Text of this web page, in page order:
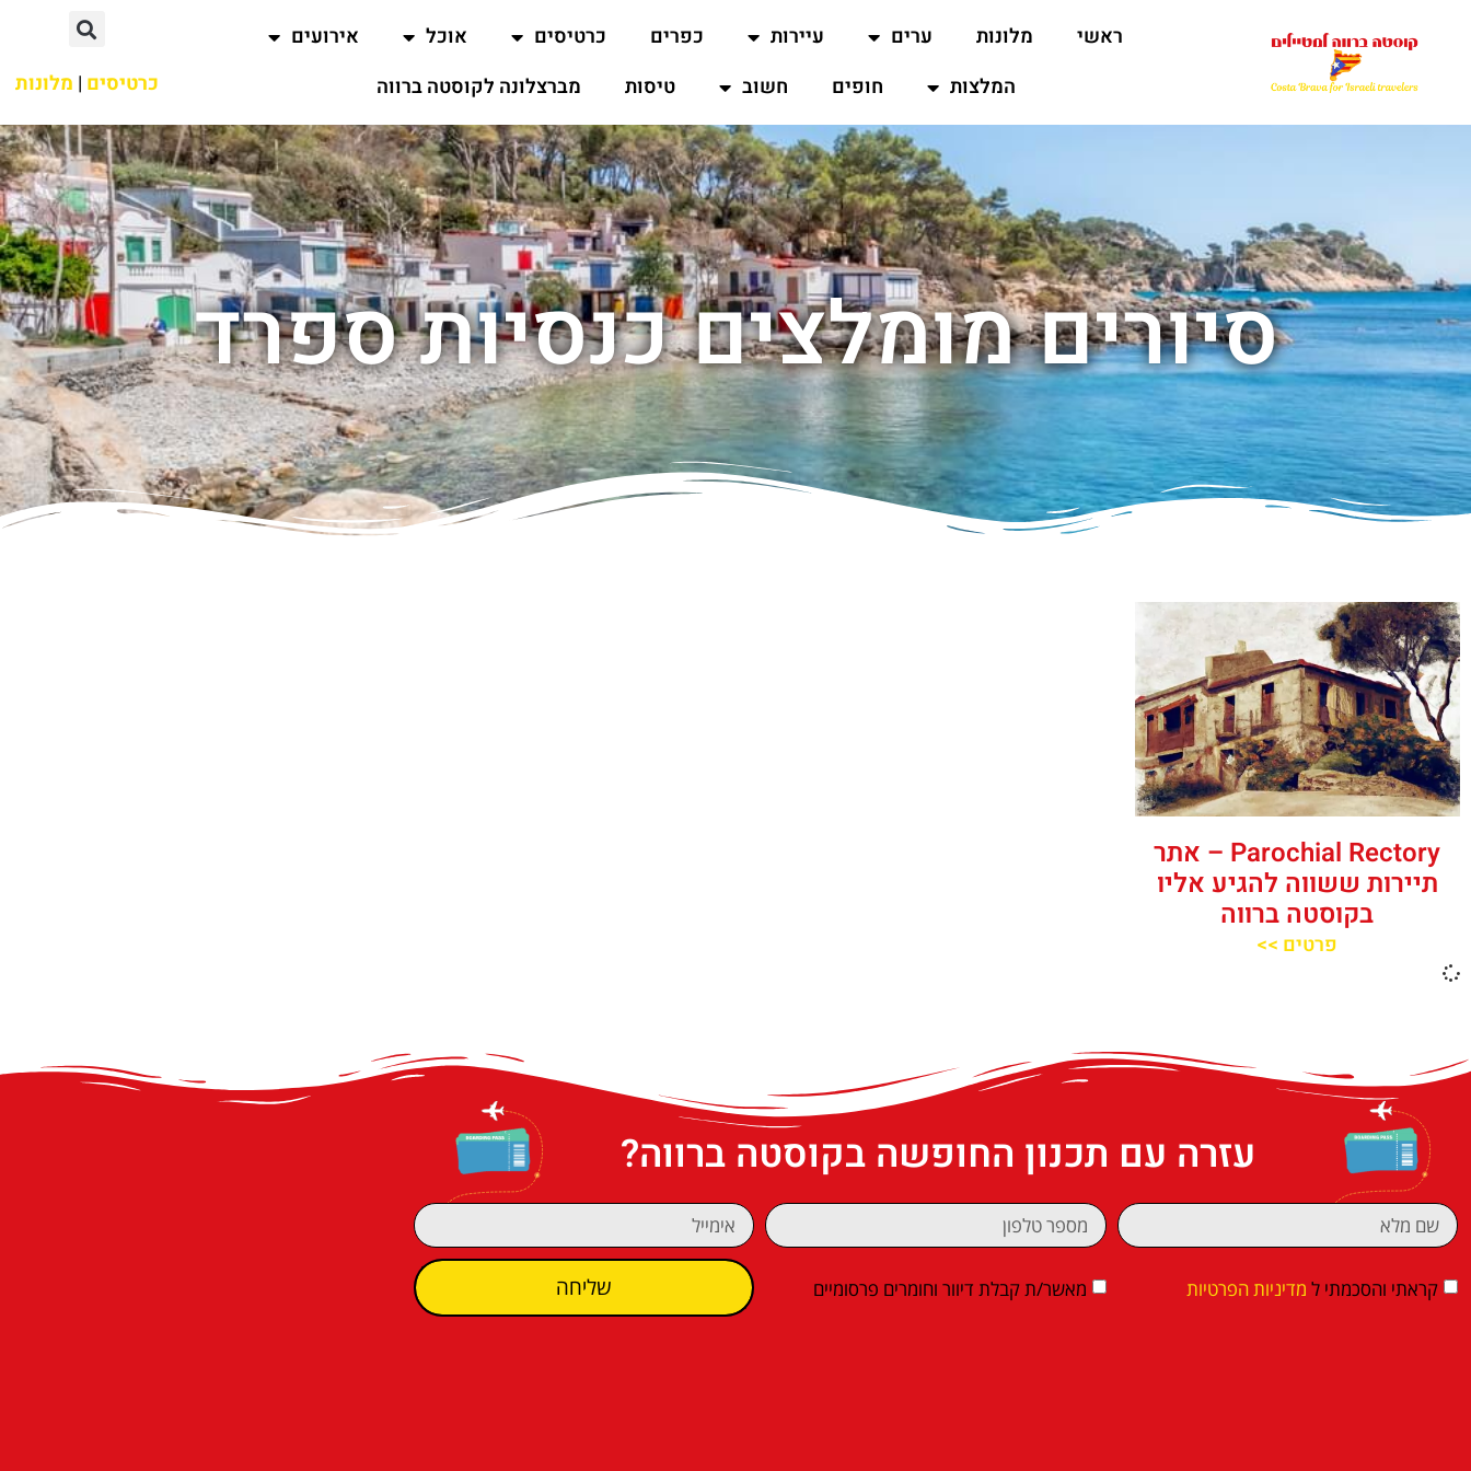
ראשי מלונות ערים עיירות כפרים כרטיסים אוכל
אירועים
המלצות
חופים חשוב טיסות מברצלונה לקוסטה ברווה כרטיסים | מלונות
סיורים מומלצים כנסיות ספרד
‪‪Parochial Rectory‬‬ – אתר
תיירות ששווה להגיע אליו
בקוסטה ברווה
פרטים >>
עזרה עם תכנון החופשה בקוסטה ברווה?
קראתי והסכמתי ל מדיניות הפרטיות מאשר/ת קבלת דיוור וחומרים פרסומיים שליחה